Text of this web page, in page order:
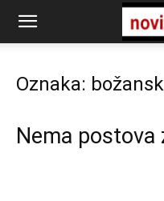
Oznaka:
Nema postova